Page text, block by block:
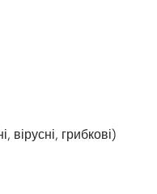
вірусні, грибкові)